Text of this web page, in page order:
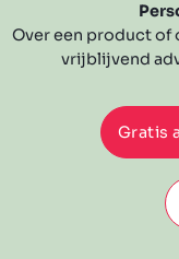
Over een product of
vrijblijvend
Gratis